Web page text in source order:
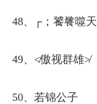
48、┌；饕餮噬天
49、≮傲视群雄≯
50、若锦公子